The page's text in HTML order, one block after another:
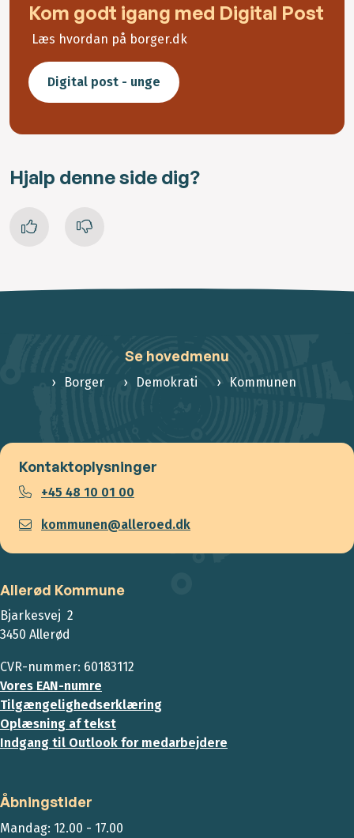
Kom godt igang med Digital Post
Læs hvordan på borger.dk
Digital post - unge
Hjalp denne side dig?
Se hovedmenu
Borger Demokrati Kommunen
Kontaktoplysninger
+45 48 10 01 00
kommunen@alleroed.dk
Allerød Kommune
Bjarkesvej 2
3450 Allerød
CVR-nummer: 60183112
Vores EAN-numre
Tilgængelighedserklæring
Oplæsning af tekst
Indgang til Outlook for medarbejdere
Åbningstider
Mandag: 12.00 - 17.00